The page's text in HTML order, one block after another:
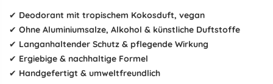
✔ Deodorant mit tropischem Kokosduft, vegan
✔ Ohne Aluminiumsalze, Alkohol & künstliche Duftstoffe
✔ Langanhaltender Schutz & pflegende Wirkung
✔ Ergiebige & nachhaltige Formel
✔ Handgefertigt & umweltfreundlich